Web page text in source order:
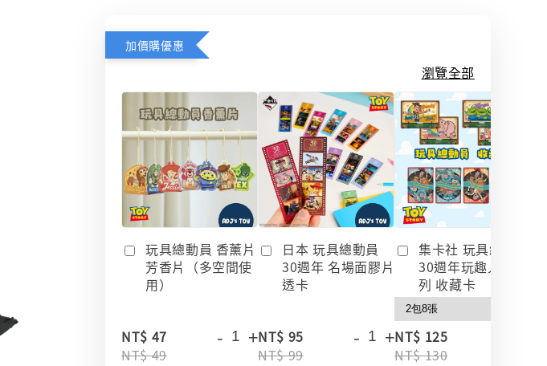
加價購優惠
瀏覽全部
玩具總動員 香薰片
芳香片（多空間使
用）
NT$ 47
NT$ 49
- +
日本 玩具總動員
30週年 名場面膠片
透卡
NT$ 95
NT$ 99
- +
集卡社 玩具總動員
30週年玩趣人生系
列 收藏卡
NT$ 125
NT$ 130